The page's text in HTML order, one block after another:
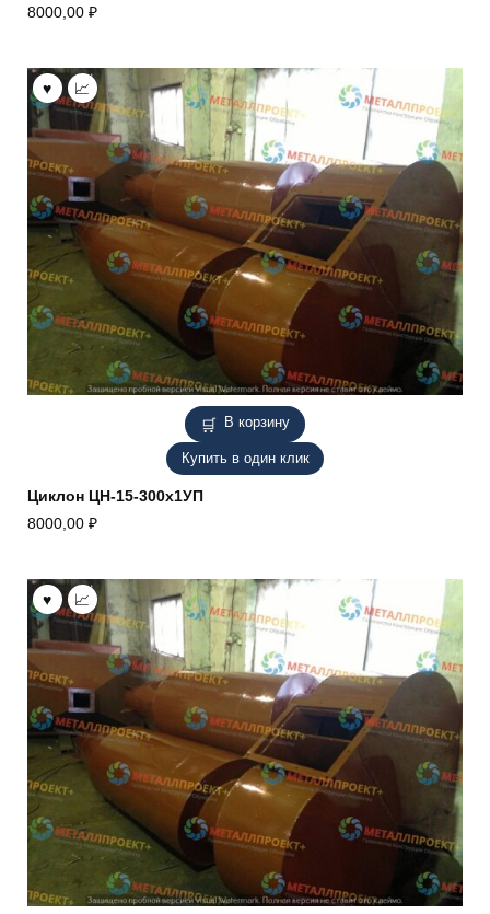
8000,00 ₽
В корзину
Купить в один клик
Циклон ЦН-15-300х1УП
8000,00 ₽